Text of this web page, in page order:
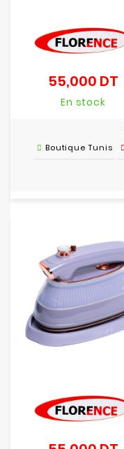
55,000 DT
En stock
Boutique Tunis